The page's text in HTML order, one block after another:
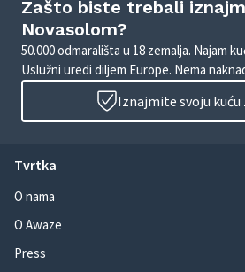
Zašto biste trebali
Novasolom?
50.000 odmarališta u 18 zemalja. Najam
Uslužni uredi diljem Europe. Nema
Iznajmite svoju kuću
Tvrtka
O nama
O Awaze
Press